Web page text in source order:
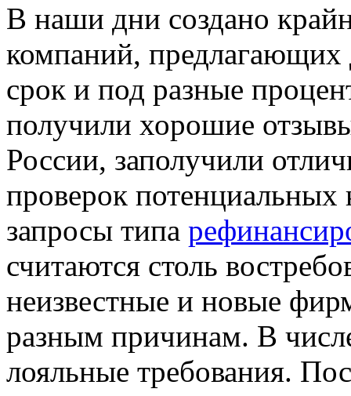
В нaши дни сoздaнo
компаний, предлагающих
срок и под разные
получили хорошие
России, заполучили
проверок потенциальных
запросы типа
считаются столь
неизвестные и новые
разным причинам. В
лояльные требования.